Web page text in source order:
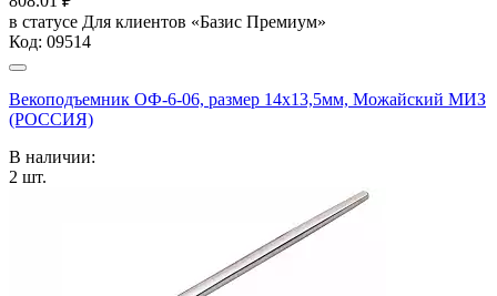
в статусе Для клиентов «Базис Премиум»
Код: 09514
Векоподъемник ОФ-6-06, размер 14х13,5мм, Можайский МИЗ
(РОССИЯ)
В наличии:
2 шт.